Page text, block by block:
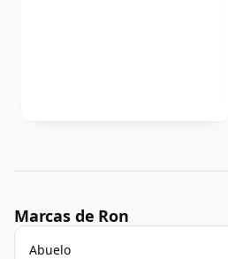
Marcas de Ron
Abuelo